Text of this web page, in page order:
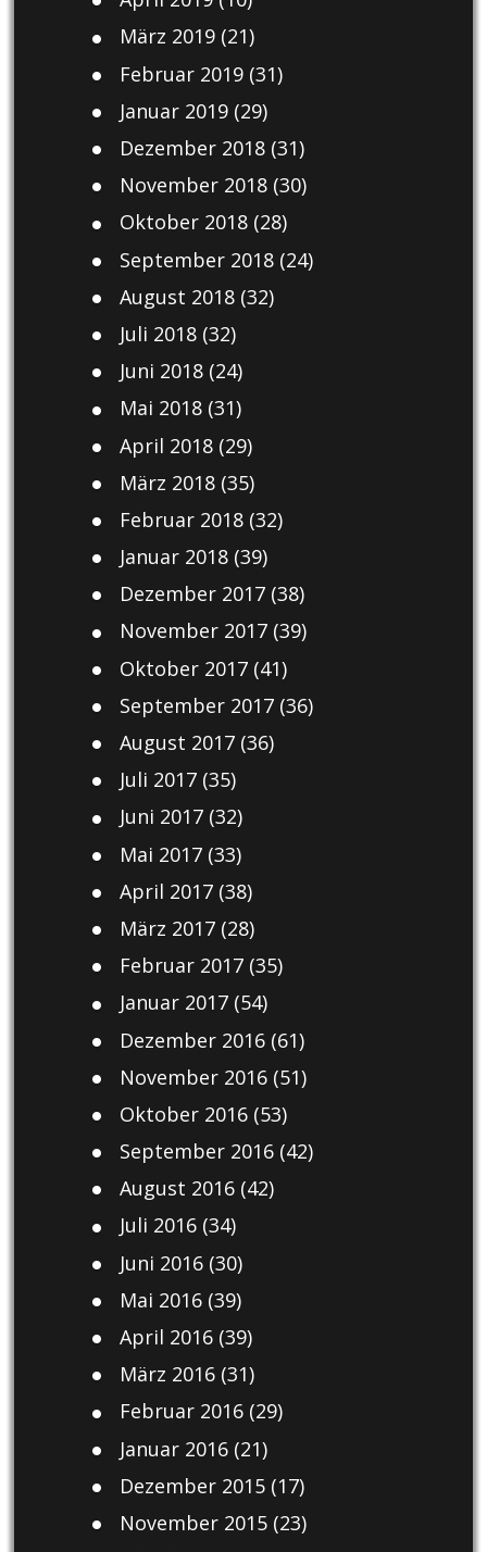
März 2019(21)
Februar 2019(31)
Januar 2019(29)
Dezember 2018(31)
November 2018(30)
Oktober 2018(28)
September 2018(24)
August 2018(32)
Juli 2018(32)
Juni 2018(24)
Mai 2018(31)
April 2018(29)
März 2018(35)
Februar 2018(32)
Januar 2018(39)
Dezember 2017(38)
November 2017(39)
Oktober 2017(41)
September 2017(36)
August 2017(36)
Juli 2017(35)
Juni 2017(32)
Mai 2017(33)
April 2017(38)
März 2017(28)
Februar 2017(35)
Januar 2017(54)
Dezember 2016(61)
November 2016(51)
Oktober 2016(53)
September 2016(42)
August 2016(42)
Juli 2016(34)
Juni 2016(30)
Mai 2016(39)
April 2016(39)
März 2016(31)
Februar 2016(29)
Januar 2016(21)
Dezember 2015(17)
November 2015(23)